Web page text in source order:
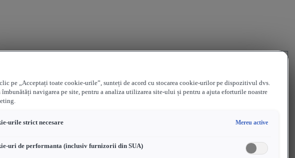
pe „Acceptați toate cookie-urile”, sunteți de acord cu stocarea cookie-urilor pe dispozitivul dvs.
îmbunătăți navigarea pe site, pentru a analiza utilizarea site-ului și pentru a ajuta eforturile noastre
urile strict necesare Mereu active
uri de performanta (inclusiv furnizorii din SUA)